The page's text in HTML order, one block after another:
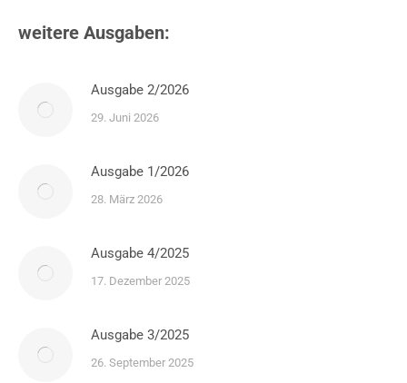
weitere Ausgaben:
Ausgabe 2/2026
29. Juni 2026
Ausgabe 1/2026
28. März 2026
Ausgabe 4/2025
17. Dezember 2025
Ausgabe 3/2025
26. September 2025